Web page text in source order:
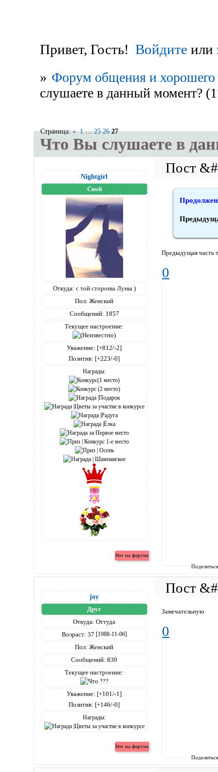
Привет, Гость! Войдите или
» Форум общения и хорошего
слушаете в данный момент?
Что Вы слушаете в
Страница:« 1 … 25 26 27
Nightgirl
Свой
Откуда: с той стороны Луны )
Пол: Женский
Сообщений: 1857
Текущее настроение:
Уважение: [+812/-2]
Позитив: [+223/-0]
Награды:
Предыдущая часть
0
joy
Друг
Откуда: Оттуда
Возраст: 37 [1988-11-06]
Пол: Женский
Сообщений: 830
Текущее настроение:
Уважение: [+101/-1]
Позитив: [+146/-0]
Награды:
Замечательную
0